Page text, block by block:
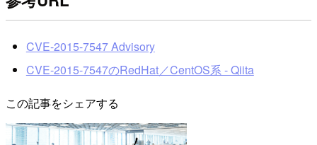
CVE-2015-7547 Advisory
CVE-2015-7547のRedHat／CentOS系 - Qiita
この記事をシェアする